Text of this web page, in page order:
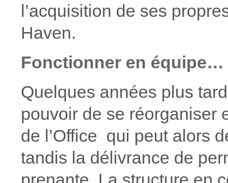
l’acquisition de ses
Haven.
Fonctionner en équipe…
Quelques années plus
pouvoir de se réorganiser
de l’Office qui peut alors
tandis la délivrance de